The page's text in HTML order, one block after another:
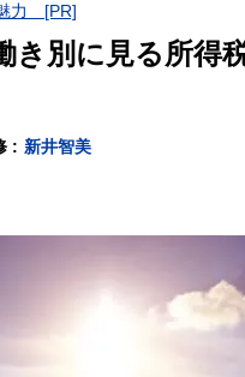
力 [PR]
き別に見る所得
: 新井智美